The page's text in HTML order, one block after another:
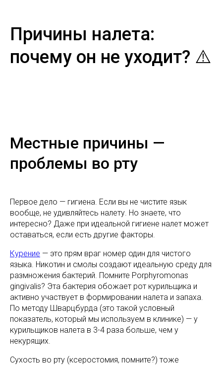
Причины налета:
почему он не уходит? ⚠️
Местные причины —
проблемы во рту
Первое дело — гигиена. Если вы не чистите язык
вообще, не удивляйтесь налету. Но знаете, что
интересно? Даже при идеальной гигиене налет может
оставаться, если есть другие факторы.
Курение — это прям враг номер один для чистого
языка. Никотин и смолы создают идеальную среду для
размножения бактерий. Помните Porphyromonas
gingivalis? Эта бактерия обожает рот курильщика и
активно участвует в формировании налета и запаха.
По методу Шварцбурда (это такой условный
показатель, который мы используем в клинике) — у
курильщиков налета в 3-4 раза больше, чем у
некурящих.
Сухость во рту (ксеростомия, помните?) тоже